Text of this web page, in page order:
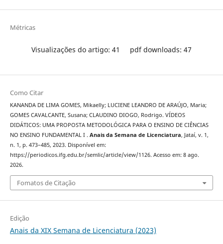
Métricas
Visualizações do artigo: 41 pdf downloads: 47
Como Citar
KANANDA DE LIMA GOMES, Mikaelly; LUCIENE LEANDRO DE ARAÚJO, Maria;
GOMES CAVALCANTE, Susana; CLAUDINO DIOGO, Rodrigo. VÍDEOS
DIDÁTICOS: UMA PROPOSTA METODOLÓGICA PARA O ENSINO DE CIÊNCIAS
NO ENSINO FUNDAMENTAL I . Anais da Semana de Licenciatura, Jataí, v. 1,
n. 1, p. 473–485, 2023. Disponível em:
https://periodicos.ifg.edu.br/semlic/article/view/1126. Acesso em: 8 ago.
2026.
Fomatos de Citação
Edição
Anais da XIX Semana de Licenciatura (2023)